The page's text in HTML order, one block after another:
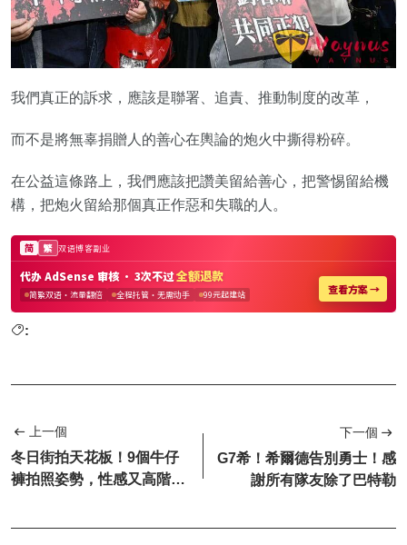
我們真正的訴求，應該是聯署、追責、推動制度的改革，
而不是將無辜捐贈人的善心在輿論的炮火中撕得粉碎。
在公益這條路上，我們應該把讚美留給善心，把警惕留給機
構，把炮火留給那個真正作惡和失職的人。
:
上一個
冬日街拍天花板！9個牛仔
褲拍照姿勢，性感又高階，
下一個
G7希！希爾德告別勇士！感
謝所有隊友除了巴特勒